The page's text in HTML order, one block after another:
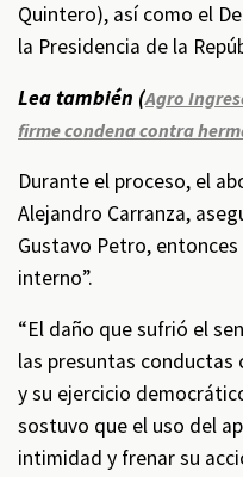
Quintero), así como el
la Presidencia de la
Lea también (Agro
firme condena contra
Durante el proceso, el
Alejandro Carranza,
Gustavo Petro,
interno”.
“El daño que sufrió el
las presuntas
y su ejercicio
sostuvo que el uso del
intimidad y frenar su